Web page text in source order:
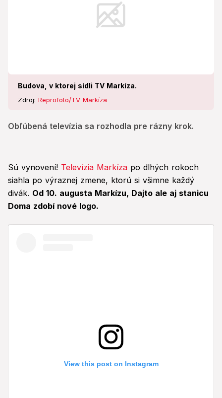
Budova, v ktorej sídli TV Markíza.
Zdroj: Reprofoto/TV Markíza
Obľúbená televízia sa rozhodla pre rázny krok.
Sú vynovení! Televízia Markíza po dlhých rokoch
siahla po výraznej zmene, ktorú si všimne každý
divák. Od 10. augusta Markízu, Dajto ale aj stanicu
Doma zdobí nové logo.